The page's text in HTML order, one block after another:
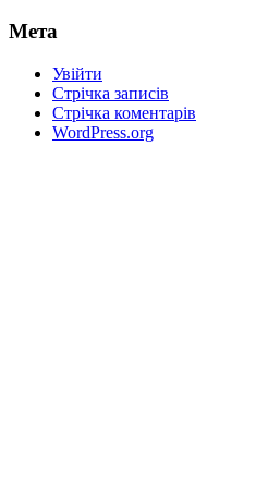
Мета
Увійти
Стрічка записів
Стрічка коментарів
WordPress.org